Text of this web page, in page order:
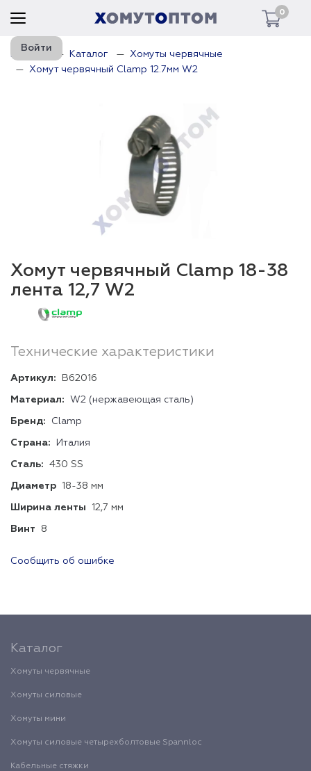
0
Войти
Главная Каталог
Хомуты червячные
Хомут червячный Clamp 12.7мм W2
Хомут червячный Clamp 18-38
лента 12,7 W2
Технические характеристики
Артикул: B62016
Материал: W2 (нержавеющая сталь)
Бренд: Clamp
Страна: Италия
Сталь: 430 SS
Диаметр 18-38 мм
Ширина ленты 12,7 мм
Винт 8
Сообщить об ошибке
Каталог
Хомуты червячные
Хомуты силовые
Хомуты мини
Хомуты силовые четырехболтовые Spannloc
Кабельные стяжки